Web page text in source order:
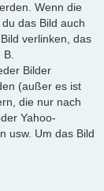
Wenn die
das Bild auch
verlinken, das
Bilder
(außer es ist
die nur nach
Yahoo-
usw. Um das Bild